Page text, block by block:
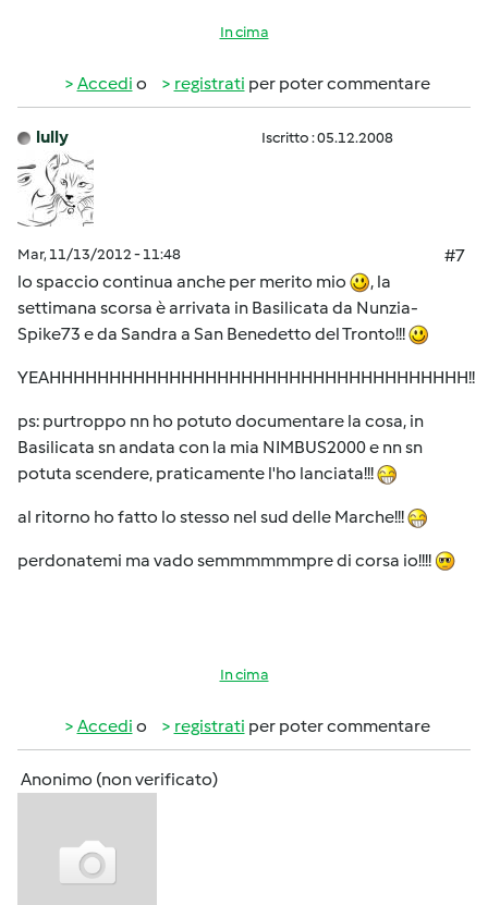
In cima
Accedi o registrati per poter commentare
lully Iscritto : 05.12.2008
Mar, 11/13/2012 - 11:48
#7
lo spaccio continua anche per merito mio
, la
settimana scorsa è arrivata in Basilicata da Nunzia-
Spike73 e da Sandra a San Benedetto del Tronto!!!
YEAHHHHHHHHHHHHHHHHHHHHHHHHHHHHHHHHHHH!!
ps: purtroppo nn ho potuto documentare la cosa, in
Basilicata sn andata con la mia NIMBUS2000 e nn sn
potuta scendere, praticamente l'ho lanciata!!!
al ritorno ho fatto lo stesso nel sud delle Marche!!!
perdonatemi ma vado semmmmmmpre di corsa io!!!!
In cima
Accedi o registrati per poter commentare
Anonimo (non verificato)